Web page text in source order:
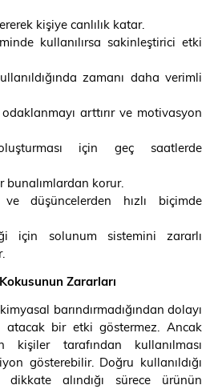
kişiye canlılık katar.
kullanılırsa sakinleştirici etki
zamanı daha verimli
odaklanmayı arttırır ve motivasyon
için geç saatlerde
bunalımlardan korur.
düşüncelerden hızlı biçimde
için solunum sistemini zararlı
Zararları
barındırmadığından dolayı
atacak bir etki göstermez. Ancak
kişiler tarafından kullanılması
gösterebilir. Doğru kullanıldığı
alındığı sürece ürünün